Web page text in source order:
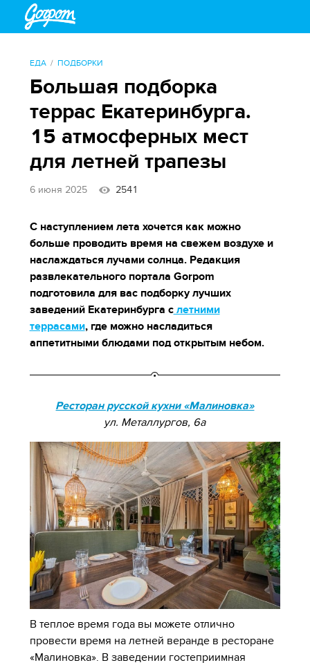
ЕДА ПОДБОРКИ
Большая подборка
террас Екатеринбурга.
15 атмосферных мест
для летней трапезы
6 июня 2025 2541
С наступлением лета хочется как можно
больше проводить время на свежем воздухе и
наслаждаться лучами солнца. Редакция
развлекательного портала Gorpom
подготовила для вас подборку лучших
заведений Екатеринбурга слетними
террасами, где можно насладиться
аппетитными блюдами под открытым небом.
Ресторан русской кухни «Малиновка»
ул. Металлургов, 6а
В теплое время года вы можете отлично
провести время на летней веранде в ресторане
«Малиновка». В заведении гостеприимная